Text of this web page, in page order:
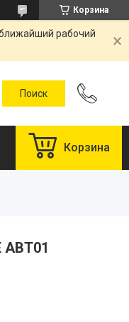
Корзина
рабочий
Корзина
ABT01